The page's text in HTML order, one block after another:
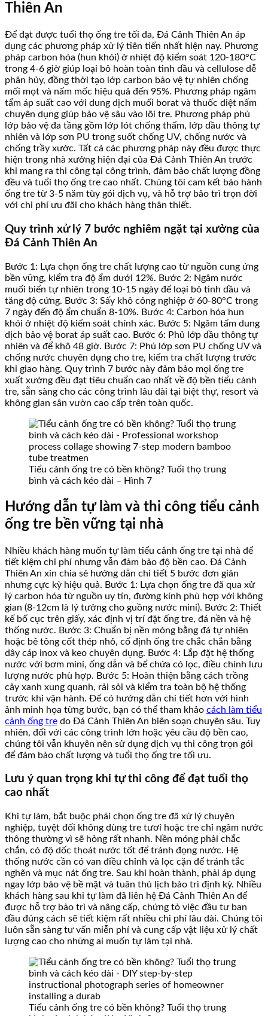
Thiên An
Để đạt được tuổi thọ ống tre tối đa, Đá Cảnh Thiên An áp
dụng các phương pháp xử lý tiên tiến nhất hiện nay. Phương
pháp carbon hóa (hun khói) ở nhiệt độ kiểm soát 120-180°C
trong 4-6 giờ giúp loại bỏ hoàn toàn tinh dầu và cellulose dễ
phân hủy, đồng thời tạo lớp carbon bảo vệ tự nhiên chống
mối mọt và nấm mốc hiệu quả đến 95%. Phương pháp ngâm
tẩm áp suất cao với dung dịch muối borat và thuốc diệt nấm
chuyên dụng giúp bảo vệ sâu vào lõi tre. Phương pháp phủ
lớp bảo vệ đa tầng gồm lớp lót chống thấm, lớp dầu thông tự
nhiên và lớp sơn PU trong suốt chống UV, chống nước và
chống trầy xước. Tất cả các phương pháp này đều được thực
hiện trong nhà xưởng hiện đại của Đá Cảnh Thiên An trước
khi mang ra thi công tại công trình, đảm bảo chất lượng đồng
đều và tuổi thọ ống tre cao nhất. Chúng tôi cam kết bảo hành
ống tre từ 3-5 năm tùy gói dịch vụ, và hỗ trợ bảo trì trọn đời
với chi phí ưu đãi cho khách hàng thân thiết.
Quy trình xử lý 7 bước nghiêm ngặt tại xưởng của
Đá Cảnh Thiên An
Bước 1: Lựa chọn ống tre chất lượng cao từ nguồn cung ứng
bền vững, kiểm tra độ ẩm dưới 12%. Bước 2: Ngâm nước
muối biển tự nhiên trong 10-15 ngày để loại bỏ tinh dầu và
tăng độ cứng. Bước 3: Sấy khô công nghiệp ở 60-80°C trong
7 ngày đến độ ẩm chuẩn 8-10%. Bước 4: Carbon hóa hun
khói ở nhiệt độ kiểm soát chính xác. Bước 5: Ngâm tẩm dung
dịch bảo vệ borat áp suất cao. Bước 6: Phủ lớp dầu thông tự
nhiên và để khô 48 giờ. Bước 7: Phủ lớp sơn PU chống UV và
chống nước chuyên dụng cho tre, kiểm tra chất lượng trước
khi giao hàng. Quy trình 7 bước này đảm bảo mọi ống tre
xuất xưởng đều đạt tiêu chuẩn cao nhất về độ bền tiểu cảnh
tre, sẵn sàng cho các công trình lâu dài tại biệt thự, resort và
không gian sân vườn cao cấp trên toàn quốc.
Tiểu cảnh ống tre có bền không? Tuổi thọ trung
bình và cách kéo dài – Hình 7
Hướng dẫn tự làm và thi công tiểu cảnh
ống tre bền vững tại nhà
Nhiều khách hàng muốn tự làm tiểu cảnh ống tre tại nhà để
tiết kiệm chi phí nhưng vẫn đảm bảo độ bền cao. Đá Cảnh
Thiên An xin chia sẻ hướng dẫn chi tiết 5 bước đơn giản
nhưng cực kỳ hiệu quả. Bước 1: Lựa chọn ống tre đã qua xử
lý carbon hóa từ nguồn uy tín, đường kính phù hợp với không
gian (8-12cm là lý tưởng cho guồng nước mini). Bước 2: Thiết
kế bố cục trên giấy, xác định vị trí đặt ống tre, đá nền và hệ
thống nước. Bước 3: Chuẩn bị nền móng bằng đá tự nhiên
hoặc bê tông cốt thép nhỏ, cố định ống tre chắc chắn bằng
dây cáp inox và keo chuyên dụng. Bước 4: Lắp đặt hệ thống
nước với bơm mini, ống dẫn và bể chứa có lọc, điều chỉnh lưu
lượng nước phù hợp. Bước 5: Hoàn thiện bằng cách trồng
cây xanh xung quanh, rải sỏi và kiểm tra toàn bộ hệ thống
trước khi vận hành. Để có hướng dẫn chi tiết hơn với hình
ảnh minh họa từng bước, bạn có thể tham khảo cách làm tiểu
cảnh ống tre do Đá Cảnh Thiên An biên soạn chuyên sâu. Tuy
nhiên, đối với các công trình lớn hoặc yêu cầu độ bền cao,
chúng tôi vẫn khuyên nên sử dụng dịch vụ thi công trọn gói
để đảm bảo chất lượng và tuổi thọ ống tre tối ưu.
Lưu ý quan trọng khi tự thi công để đạt tuổi thọ
cao nhất
Khi tự làm, bắt buộc phải chọn ống tre đã xử lý chuyên
nghiệp, tuyệt đối không dùng tre tươi hoặc tre chỉ ngâm nước
thông thường vì sẽ hỏng rất nhanh. Nền móng phải chắc
chắn, có độ dốc thoát nước tốt để tránh đọng nước. Hệ
thống nước cần có van điều chỉnh và lọc cặn để tránh tắc
nghẽn và mục nát ống tre. Sau khi hoàn thành, phải áp dụng
ngay lớp bảo vệ bề mặt và tuân thủ lịch bảo trì định kỳ. Nhiều
khách hàng sau khi tự làm đã liên hệ Đá Cảnh Thiên An để
được hỗ trợ bảo trì và nâng cấp, chứng tỏ việc đầu tư ban
đầu đúng cách sẽ tiết kiệm rất nhiều chi phí lâu dài. Chúng tôi
luôn sẵn sàng tư vấn miễn phí và cung cấp vật liệu xử lý chất
lượng cao cho những ai muốn tự làm tại nhà.
Tiểu cảnh ống tre có bền không? Tuổi thọ trung